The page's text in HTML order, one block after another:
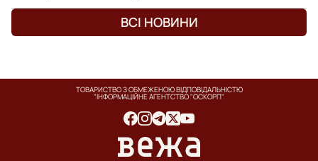
ВСІ НОВИНИ
ТОВАРИСТВО З ОБМЕЖЕНОЮ ВІДПОВІДАЛЬНІСТЮ
"ІНФОРМАЦІЙНЕ АГЕНТСТВО "ОСКОРП"